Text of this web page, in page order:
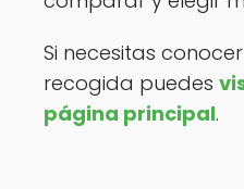
Si necesitas
recogida puedes
página principal.